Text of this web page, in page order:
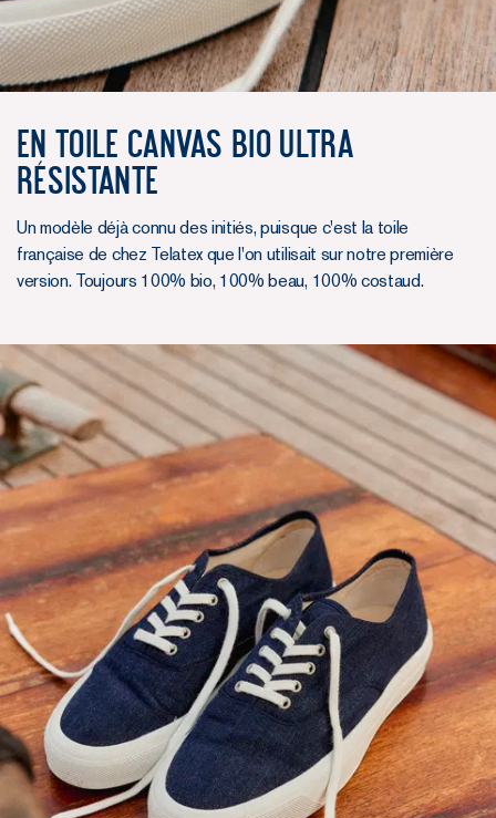
en toile canvas bio ultra
résistante
Un modèle déjà connu des initiés, puisque c'est la toile
française de chez Telatex que l'on utilisait sur notre première
version. Toujours 100% bio, 100% beau, 100% costaud.